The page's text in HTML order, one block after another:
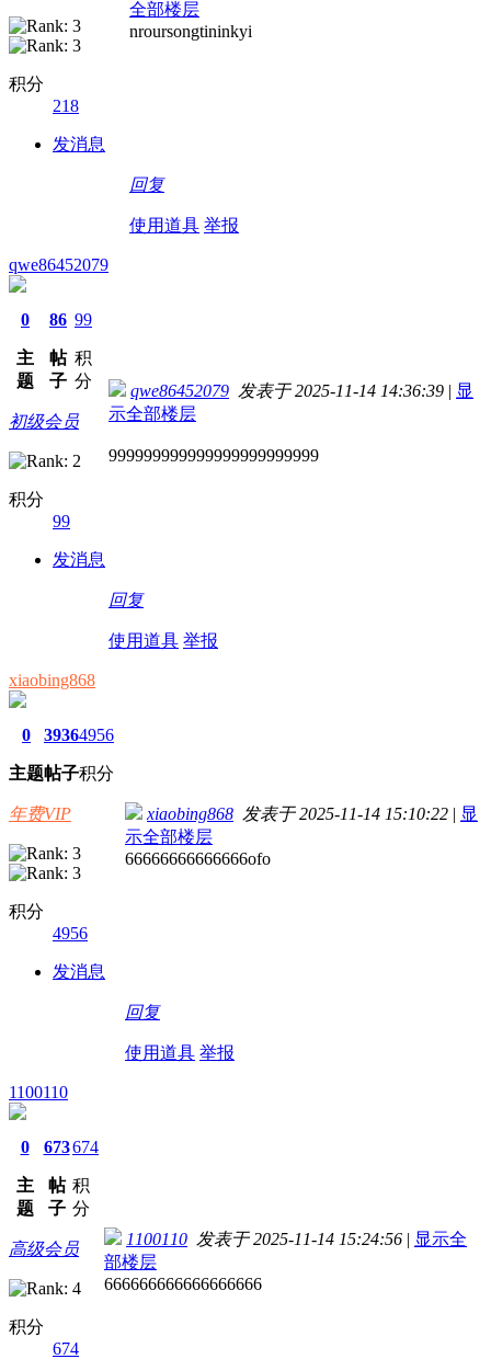
积分
218
发消息
全部楼层
nroursongtininkyi
回复
使用道具 举报
qwe86452079
0
主
题
86
帖
子
99
积
分
初级会员
积分
99
发消息
qwe86452079 发表于 2025-11-14 14:36:39 | 显
示全部楼层
999999999999999999999999
回复
使用道具 举报
xiaobing868
0
主题
3936
帖子
4956
积分
年费VIP
积分
4956
发消息
xiaobing868 发表于 2025-11-14 15:10:22 | 显
示全部楼层
66666666666666ofo
回复
使用道具 举报
1100110
0
主
题
673
帖
子
674
积
分
高级会员
积分
674
1100110 发表于 2025-11-14 15:24:56 | 显示全
部楼层
666666666666666666